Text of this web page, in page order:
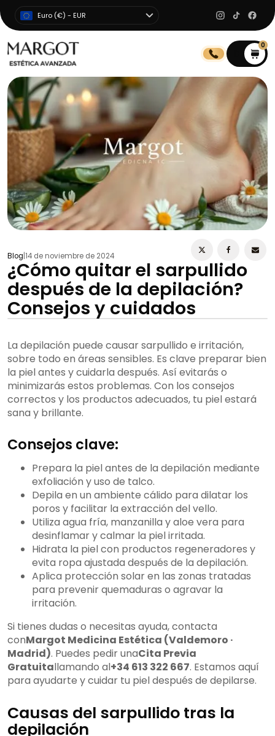
Euro (€) - EUR
0
Blog 14 de noviembre de 2024
¿Cómo quitar el sarpullido
después de la depilación?
Consejos y cuidados
La depilación puede causar sarpullido e irritación,
sobre todo en áreas sensibles. Es clave preparar bien
la piel antes y cuidarla después. Así evitarás o
minimizarás estos problemas. Con los consejos
correctos y los productos adecuados, tu piel estará
sana y brillante.
Consejos clave:
Prepara la piel antes de la depilación mediante
exfoliación y uso de talco.
Depila en un ambiente cálido para dilatar los
poros y facilitar la extracción del vello.
Utiliza agua fría, manzanilla y aloe vera para
desinflamar y calmar la piel irritada.
Hidrata la piel con productos regeneradores y
evita ropa ajustada después de la depilación.
Aplica protección solar en las zonas tratadas
para prevenir quemaduras o agravar la
irritación.
Si tienes dudas o necesitas ayuda, contacta
conMargot Medicina Estética (Valdemoro ·
Madrid). Puedes pedir unaCita Previa
Gratuitallamando al+34 613 322 667. Estamos aquí
para ayudarte y cuidar tu piel después de depilarse.
Causas del sarpullido tras la
depilación